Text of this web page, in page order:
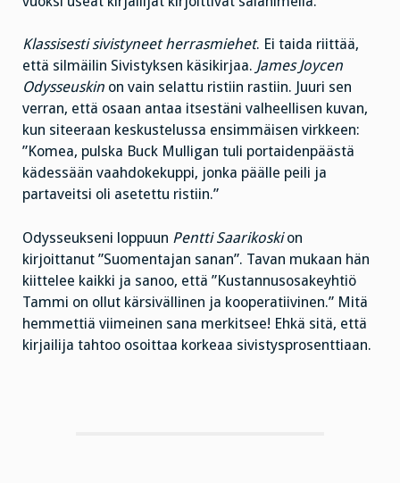
Klassisesti sivistyneet herrasmiehet. Ei taida riittää,
että silmäilin Sivistyksen käsikirjaa. James Joycen
Odysseuskin on vain selattu ristiin rastiin. Juuri sen
verran, että osaan antaa itsestäni valheellisen kuvan,
kun siteeraan keskustelussa ensimmäisen virkkeen:
”Komea, pulska Buck Mulligan tuli portaidenpäästä
kädessään vaahdokekuppi, jonka päälle peili ja
partaveitsi oli asetettu ristiin.”
Odysseukseni loppuun Pentti Saarikoskion
kirjoittanut ”Suomentajan sanan”. Tavan mukaan hän
kiittelee kaikki ja sanoo, että ”Kustannusosakeyhtiö
Tammi on ollut kärsivällinen ja kooperatiivinen.” Mitä
hemmettiä viimeinen sana merkitsee! Ehkä sitä, että
kirjailija tahtoo osoittaa korkeaa sivistysprosenttiaan.